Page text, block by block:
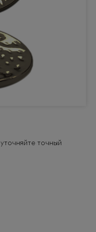
точный